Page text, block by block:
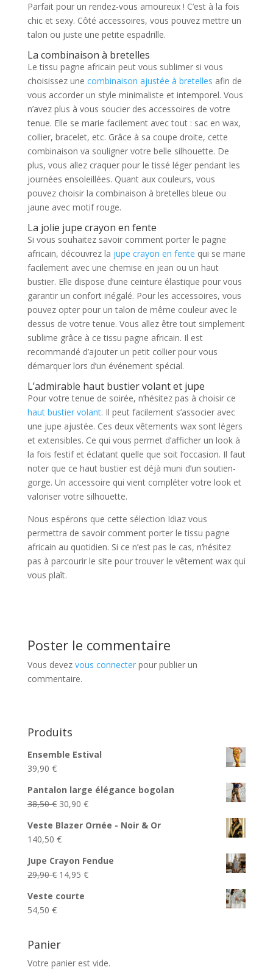
Parfait pour un rendez-vous amoureux ! C’est à la fois
chic et sexy. Côté accessoires, vous pouvez mettre un
talon ou juste une petite espadrille.
La combinaison à bretelles
Le tissu pagne africain peut vous sublimer si vous
choisissez une combinaison ajustée à bretelles afin de
vous accorder un style minimaliste et intemporel. Vous
n’avez plus à vous soucier des accessoires de votre
tenue. Elle se marie facilement avec tout : sac en wax,
collier, bracelet, etc. Grâce à sa coupe droite, cette
combinaison va souligner votre belle silhouette. De
plus, vous allez craquer pour le tissé léger pendant les
journées ensoleillées. Quant aux couleurs, vous
pouvez choisir la combinaison à bretelles bleue ou
jaune avec motif rouge.
La jolie jupe crayon en fente
Si vous souhaitez savoir comment porter le pagne
africain, découvrez la jupe crayon en fente qui se marie
facilement avec une chemise en jean ou un haut
bustier. Elle dispose d’une ceinture élastique pour vous
garantir un confort inégalé. Pour les accessoires, vous
pouvez opter pour un talon de même couleur avec le
dessus de votre tenue. Vous allez être tout simplement
sublime grâce à ce tissu pagne africain. Il est
recommandé d’ajouter un petit collier pour vous
démarquer lors d’un événement spécial.
L’admirable haut bustier volant et jupe
Pour votre tenue de soirée, n’hésitez pas à choisir ce
haut bustier volant. Il peut facilement s’associer avec
une jupe ajustée. Ces deux vêtements wax sont légers
et extensibles. Ce qui vous permet d’afficher un look à
la fois festif et éclatant quelle que soit l’occasion. Il faut
noter que ce haut bustier est déjà muni d’un soutien-
gorge. Un accessoire qui vient compléter votre look et
valoriser votre silhouette.
Nous espérons que cette sélection Idiaz vous
permettra de savoir comment porter le tissu pagne
africain au quotidien. Si ce n’est pas le cas, n’hésitez
pas à parcourir le site pour trouver le vêtement wax qui
vous plaît.
Poster le commentaire
Vous devez vous connecterpour publier un
commentaire.
Produits
Ensemble Estival
39,90 €
Pantalon large élégance bogolan
38,50€ Le
initial
était :
38,50 €.
30,90 €Le
actuel
30,90 €.
Veste Blazer Ornée - Noir & Or
140,50 €
Jupe Crayon Fendue
29,90€ Le
initial
14,95 €Le
Veste courte
54,50 €
Panier
Votre panier est vide.